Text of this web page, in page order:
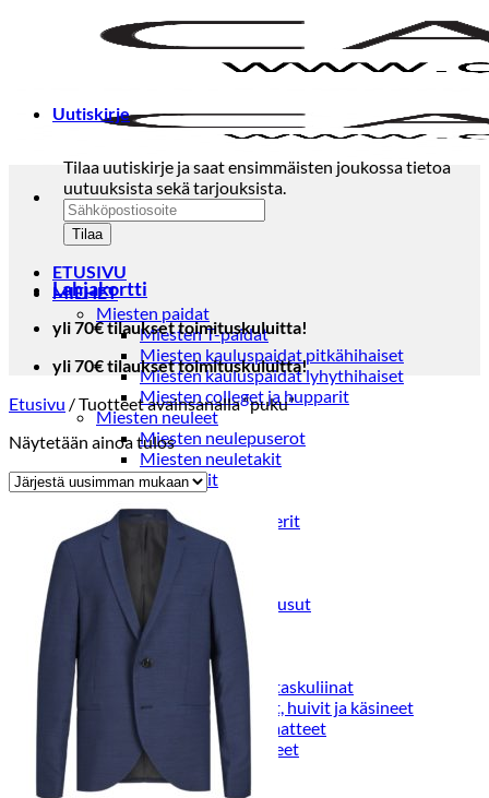
ETUSIVU
MIEHET
Miesten paidat
Miesten T-paidat
Miesten kauluspaidat pitkähihaiset
Miesten kauluspaidat lyhythihaiset
Miesten colleget ja hupparit
Miesten neuleet
Miesten neulepuserot
Miesten neuletakit
Puvut ja blazerit
Puvut
Puvuntakit ja blazerit
Miesten housut
Miesten housut
Miesten farkut
Miesten collegehousut
Miesten shortsit
Miesten asusteet
Vyöt ja olkaimet
Solmiot, rusetit ja taskuliinat
Miesten päähineet, huivit ja käsineet
Miesten yöasut ja alusvaatteet
Miesten alusvaatteet
Miesten sukat
Miesten yöasut
Uutiskirje
Tilaa uutiskirje ja saat ensimmäisten joukossa tietoa
uutuuksista sekä tarjouksista.
Lahjakortti
yli 70€ tilaukset toimituskuluitta!
yli 70€ tilaukset toimituskuluitta!
Etusivu /Tuotteet avainsanalla “puku”
Näytetään ainoa tulos